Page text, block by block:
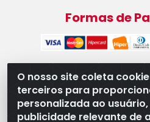
O nosso site coleta
terceiros para
personalizada ao
publicidade relevante de
Formas de
WB Componentes
08.528.393/0001-12 - Rua
Oeste Industrial, Goiânia/